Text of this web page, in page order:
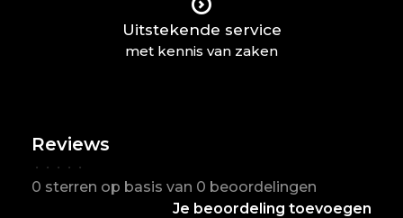
Uitstekende service
met kennis van zaken
Reviews
• • • • •
0 sterren op basis van 0 beoordelingen
Je beoordeling toevoegen